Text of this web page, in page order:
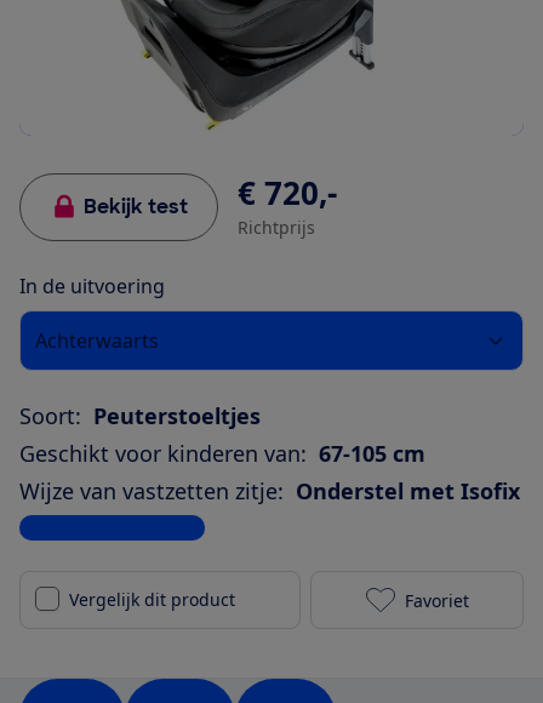
Bekijk test € 720,-
Richtprijs
In de uitvoering
Achterwaarts
Soort: Peuterstoeltjes
Geschikt voor kinderen van: 67-105 cm
Wijze van vastzetten zitje: Onderstel met Isofix
Bekijk alle specificaties
Vergelijk dit product Thule Elm
Favoriet